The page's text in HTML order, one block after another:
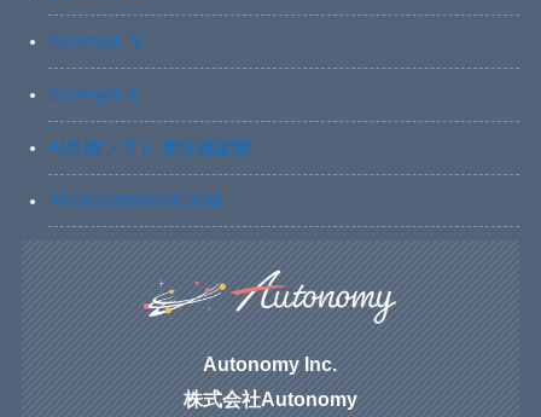
Surveyor-Ⅳ
Surveyor-X
AI点検ソフト 赤外線診断
XEDC03S/XEDC05M
Autonomy Inc.
株式会社Autonomy